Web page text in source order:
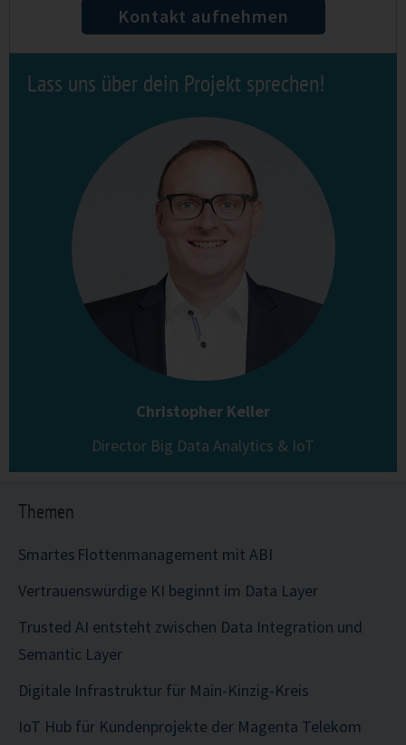
Kontakt aufnehmen
Lass uns über dein Projekt sprechen!
Christopher Keller
Director Big Data Analytics & IoT
Themen
Smartes Flottenmanagement mit ABI
Vertrauenswürdige KI beginnt im Data Layer
Trusted AI entsteht zwischen Data Integration und
Semantic Layer
Digitale Infrastruktur für Main-Kinzig-Kreis
IoT Hub für Kundenprojekte der Magenta Telekom